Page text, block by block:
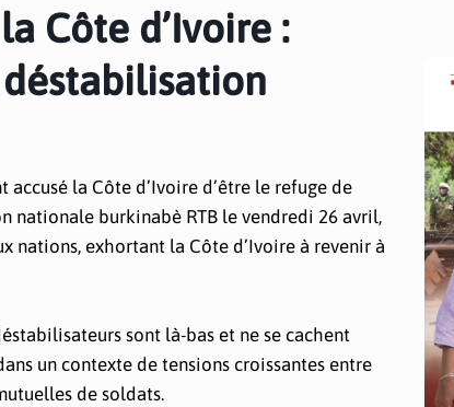
Côte d’Ivoire :
accusé la Côte d’Ivoire d’être le refuge de
nationale burkinabè RTB le vendredi 26 avril,
nations, exhortant la Côte d’Ivoire à revenir à
sont là-bas et ne se cachent
un contexte de tensions croissantes entre
de soldats.